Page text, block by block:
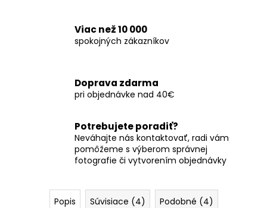
Viac než 10 000
spokojných zákazníkov
Doprava zdarma
pri objednávke nad 40€
Potrebujete poradiť?
Neváhajte nás kontaktovať, radi vám
pomôžeme s výberom správnej
fotografie či vytvorením objednávky
Popis Súvisiace (4)
Podobné (4)